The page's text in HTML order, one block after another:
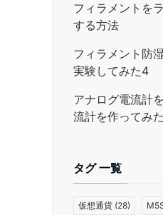
フィラメントを
する方法
フィラメント防
実験してみた4
アナログ電流計
流計を作ってみた
タグ 一覧
仮想通貨 (28)